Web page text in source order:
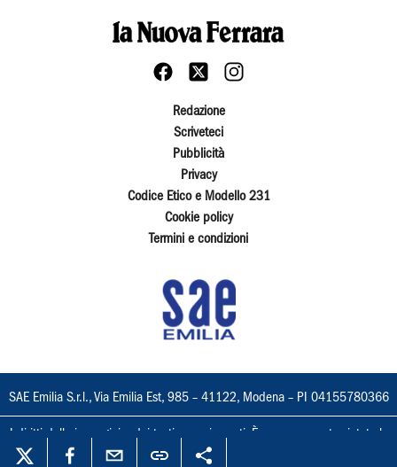
Redazione
Scriveteci
Pubblicità
Privacy
Codice Etico e Modello 231
Cookie policy
Termini e condizioni
SAE Emilia S.r.l., Via Emilia Est, 985 – 41122, Modena – PI 04155780366
I diritti delle immagini e dei testi sono riservati. È espressamente vietata la
loro riproduzione con qualsiasi mezzo e l'adattamento totale o parziale.